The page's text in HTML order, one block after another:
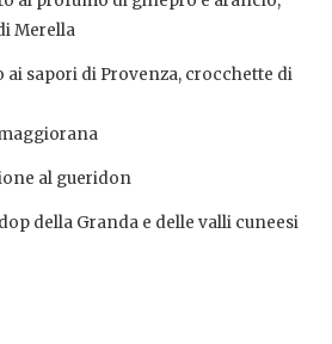
Merella
sapori di Provenza, crocchette di
al gueridon
della Granda e delle valli cuneesi